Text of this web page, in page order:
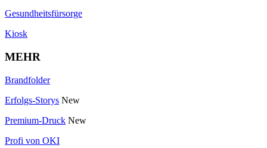
Gesundheitsfürsorge
Kiosk
MEHR
Brandfolder
Erfolgs-Storys New
Premium-Druck New
Profi von OKI